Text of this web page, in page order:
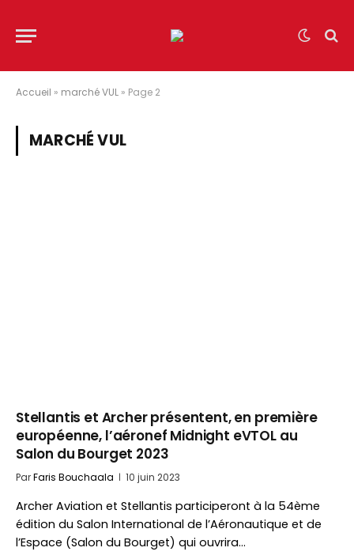
Accueil » marché VUL » Page 2
MARCHÉ VUL
Stellantis et Archer présentent, en première
européenne, l’aéronef Midnight eVTOL au
Salon du Bourget 2023
ParFaris Bouchaala 10 juin 2023
Archer Aviation et Stellantis participeront à la 54ème
édition du Salon International de l’Aéronautique et de
l’Espace (Salon du Bourget) qui ouvrira…